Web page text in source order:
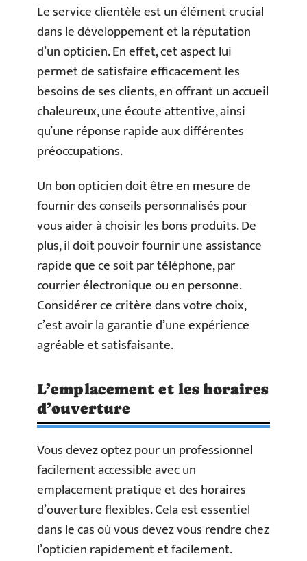
Le service clientèle est un élément crucial
dans le développement et la réputation
d’un opticien. En effet, cet aspect lui
permet de satisfaire efficacement les
besoins de ses clients, en offrant un accueil
chaleureux, une écoute attentive, ainsi
qu’une réponse rapide aux différentes
préoccupations.
Un bon opticien doit être en mesure de
fournir des conseils personnalisés pour
vous aider à choisir les bons produits. De
plus, il doit pouvoir fournir une assistance
rapide que ce soit par téléphone, par
courrier électronique ou en personne.
Considérer ce critère dans votre choix,
c’est avoir la garantie d’une expérience
agréable et satisfaisante.
L’emplacement et les horaires
d’ouverture
Vous devez optez pour un professionnel
facilement accessible avec un
emplacement pratique et des horaires
d’ouverture flexibles. Cela est essentiel
dans le cas où vous devez vous rendre chez
l’opticien rapidement et facilement.